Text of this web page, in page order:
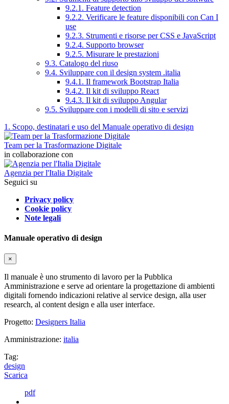
9.2.1. Feature detection
9.2.2. Verificare le feature disponibili con Can I
use
9.2.3. Strumenti e risorse per CSS e JavaScript
9.2.4. Supporto browser
9.2.5. Misurare le prestazioni
9.3. Catalogo del riuso
9.4. Sviluppare con il design system .italia
9.4.1. Il framework Bootstrap Italia
9.4.2. Il kit di sviluppo React
9.4.3. Il kit di sviluppo Angular
9.5. Sviluppare con i modelli di sito e servizi
1. Scopo, destinatari e uso del Manuale operativo di design
Team per la Trasformazione Digitale
in collaborazione con
Agenzia per l'Italia Digitale
Seguici su
Privacy policy
Cookie policy
Note legali
Manuale operativo di design
×
Il manuale è uno strumento di lavoro per la Pubblica
Amministrazione e serve ad orientare la progettazione di ambienti
digitali fornendo indicazioni relative al service design, alla user
research, al content design e alla user interface.
Progetto: Designers Italia
Amministrazione: italia
Tag:
design
Scarica
pdf